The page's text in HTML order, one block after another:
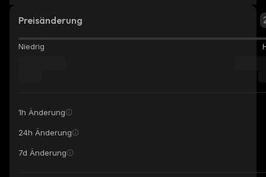
Preisänderung
Niedrig
1h Änderung
24h Änderung
7d Änderung